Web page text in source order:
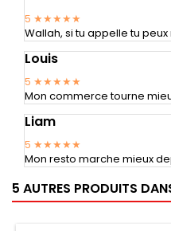
5 ★★★★★
Wallah, si tu appelle tu
Louis
5 ★★★★★
Mon commerce tourne
Liam
5 ★★★★★
Mon resto marche mieux
5 AUTRES PRODUITS